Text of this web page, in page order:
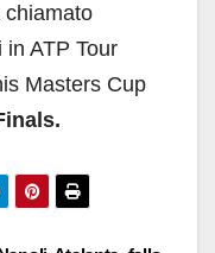
chiamato
ATP Tour
Masters Cup